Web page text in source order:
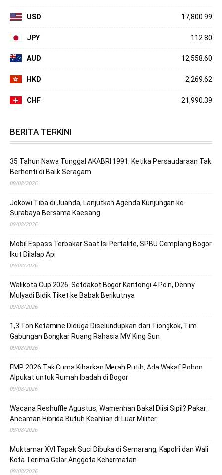
USD 17,800.99
JPY 112.80
AUD 12,558.60
HKD 2,269.62
CHF 21,990.39
BERITA TERKINI
35 Tahun Nawa Tunggal AKABRI 1991: Ketika Persaudaraan Tak
Berhenti di Balik Seragam
09/08/2026
Jokowi Tiba di Juanda, Lanjutkan Agenda Kunjungan ke
Surabaya Bersama Kaesang
09/08/2026
Mobil Espass Terbakar Saat Isi Pertalite, SPBU Cemplang Bogor
Ikut Dilalap Api
09/08/2026
Walikota Cup 2026: Setdakot Bogor Kantongi 4 Poin, Denny
Mulyadi Bidik Tiket ke Babak Berikutnya
09/08/2026
1,3 Ton Ketamine Diduga Diselundupkan dari Tiongkok, Tim
Gabungan Bongkar Ruang Rahasia MV King Sun
09/08/2026
FMP 2026 Tak Cuma Kibarkan Merah Putih, Ada Wakaf Pohon
Alpukat untuk Rumah Ibadah di Bogor
09/08/2026
Wacana Reshuffle Agustus, Wamenhan Bakal Diisi Sipil? Pakar:
Ancaman Hibrida Butuh Keahlian di Luar Militer
09/08/2026
Muktamar XVI Tapak Suci Dibuka di Semarang, Kapolri dan Wali
Kota Terima Gelar Anggota Kehormatan
09/08/2026